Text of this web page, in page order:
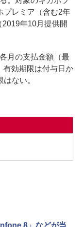
プレミア（含む2年
年10月提供開
月の支払金額（最
有効期限は付与日か
ない。